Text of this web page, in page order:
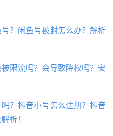
？闲鱼号被封怎么办？解析
限流吗？会导致降权吗？安
？抖音小号怎么注册？抖音
析！